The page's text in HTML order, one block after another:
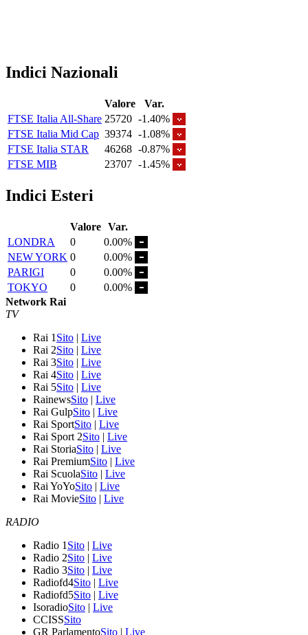
Indici Nazionali
Valore
Var.
FTSE Italia All-Share 25720 -1.40%
FTSE Italia Mid Cap 39374 -1.08%
FTSE Italia STAR
46268 -0.87%
FTSE MIB
23707 -1.45%
Indici Esteri
Valore Var.
LONDRA
0
0.00%
NEW YORK 0
0.00%
PARIGI
0
0.00%
TOKYO
0
0.00%
Network Rai
TV
Rai 1 Sito | Live
Rai 2Sito | Live
Rai 3Sito | Live
Rai 4Sito | Live
Rai 5Sito | Live
RainewsSito | Live
Rai GulpSito | Live
Rai SportSito | Live
Rai Sport 2Sito | Live
Rai StoriaSito | Live
Rai PremiumSito | Live
Rai ScuolaSito | Live
Rai YoYoSito | Live
Rai MovieSito | Live
RADIO
Radio 1 Sito | Live
Radio 2Sito | Live
Radio 3Sito | Live
Radiofd4Sito | Live
Radiofd5Sito | Live
IsoradioSito | Live
CCISSSito
GR ParlamentoSito | Live